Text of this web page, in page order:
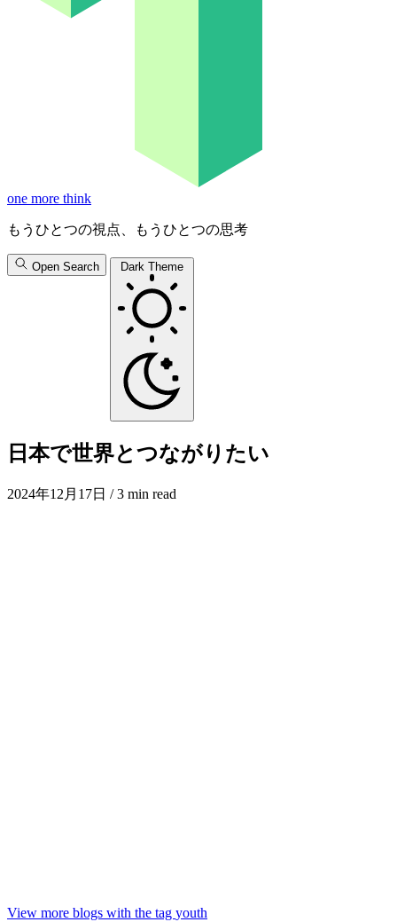
one more think
もうひとつの視点、もうひとつの思考
Open Search Dark Theme
日本で世界とつながりたい
2024年12月17日 / 3 min read
View more blogs with the tag youth